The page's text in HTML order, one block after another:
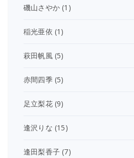
磯山さやか (1)
稲光亜依 (1)
萩田帆風(5)
赤間四季(5)
足立梨花(9)
逢沢りな (15)
逢田梨香子 (7)